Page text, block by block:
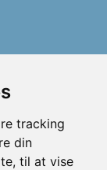
tracking
din
til at vise